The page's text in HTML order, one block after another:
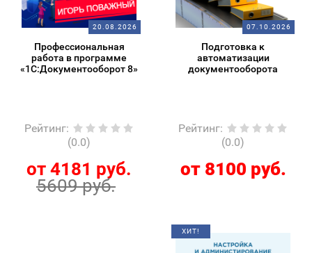
20.08.2026
Профессиональная
работа в программе
«1С:Документооборот 8»
Рейтинг:
(0.0)
от 4181 руб.
5609 руб.
07.10.2026
Подготовка к
автоматизации
документооборота
Рейтинг:
(0.0)
от 8100 руб.
ХИТ!